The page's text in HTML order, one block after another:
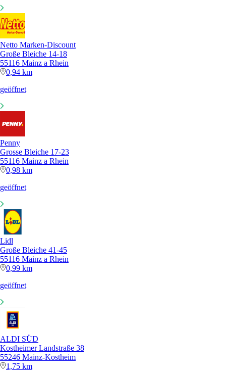
Netto Marken-Discount
Große Bleiche 14-18
55116 Mainz a Rhein
0,94 km
geöffnet
Penny
Grosse Bleiche 17-23
55116 Mainz a Rhein
0,98 km
geöffnet
Lidl
Große Bleiche 41-45
55116 Mainz a Rhein
0,99 km
geöffnet
ALDI SÜD
Kostheimer Landstraße 38
55246 Mainz-Kostheim
1,75 km